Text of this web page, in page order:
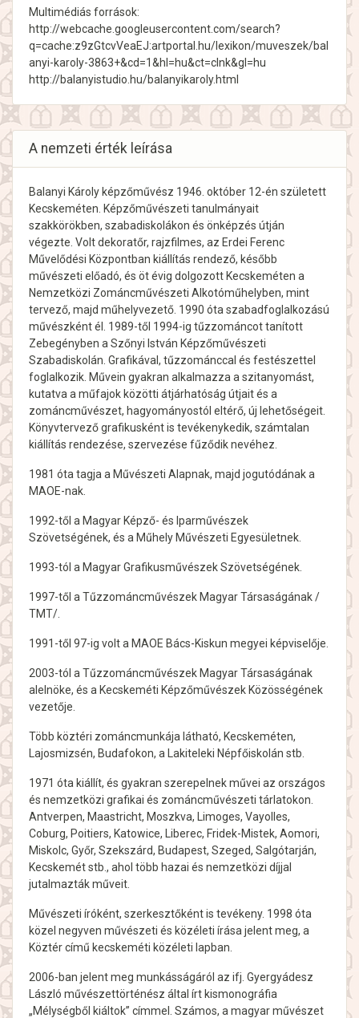
Multimédiás források:
http://webcache.googleusercontent.com/search?
q=cache:z9zGtcvVeaEJ:artportal.hu/lexikon/muveszek/bal
anyi-karoly-3863+&cd=1&hl=hu&ct=clnk&gl=hu
http://balanyistudio.hu/balanyikaroly.html
A nemzeti érték leírása
Balanyi Károly képzőművész 1946. október 12-én született
Kecskeméten. Képzőművészeti tanulmányait
szakkörökben, szabadiskolákon és önképzés útján
végezte. Volt dekoratőr, rajzfilmes, az Erdei Ferenc
Művelődési Központban kiállítás rendező, később
művészeti előadó, és öt évig dolgozott Kecskeméten a
Nemzetközi Zománcművészeti Alkotóműhelyben, mint
tervező, majd műhelyvezető. 1990 óta szabadfoglalkozású
művészként él. 1989-től 1994-ig tűzzománcot tanított
Zebegényben a Szőnyi István Képzőművészeti
Szabadiskolán. Grafikával, tűzzománccal és festészettel
foglalkozik. Művein gyakran alkalmazza a szitanyomást,
kutatva a műfajok közötti átjárhatóság útjait és a
zománcművészet, hagyományostól eltérő, új lehetőségeit.
Könyvtervező grafikusként is tevékenykedik, számtalan
kiállítás rendezése, szervezése fűződik nevéhez.
1981 óta tagja a Művészeti Alapnak, majd jogutódának a
MAOE-nak.
1992-től a Magyar Képző- és Iparművészek
Szövetségének, és a Műhely Művészeti Egyesületnek.
1993-tól a Magyar Grafikusművészek Szövetségének.
1997-től a Tűzzománcművészek Magyar Társaságának /
TMT/.
1991-től 97-ig volt a MAOE Bács-Kiskun megyei képviselője.
2003-tól a Tűzzománcművészek Magyar Társaságának
alelnöke, és a Kecskeméti Képzőművészek Közösségének
vezetője.
Több köztéri zománcmunkája látható, Kecskeméten,
Lajosmizsén, Budafokon, a Lakiteleki Népfőiskolán stb.
1971 óta kiállít, és gyakran szerepelnek művei az országos
és nemzetközi grafikai és zománcművészeti tárlatokon.
Antverpen, Maastricht, Moszkva, Limoges, Vayolles,
Coburg, Poitiers, Katowice, Liberec, Fridek-Mistek, Aomori,
Miskolc, Győr, Szekszárd, Budapest, Szeged, Salgótarján,
Kecskemét stb., ahol több hazai és nemzetközi díjjal
jutalmazták műveit.
Művészeti íróként, szerkesztőként is tevékeny. 1998 óta
közel negyven művészeti és közéleti írása jelent meg, a
Köztér című kecskeméti közéleti lapban.
2006-ban jelent meg munkásságáról az ifj. Gyergyádesz
László művészettörténész által írt kismonográfia
„Mélységből kiáltok” címmel. Számos, a magyar művészet